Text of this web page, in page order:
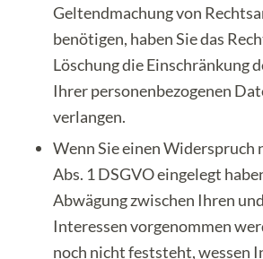
Geltendmachung von
benötigen, haben Sie das
Löschung die Einschränkung
Ihrer personenbezogenen
verlangen.
Wenn Sie einen Widerspruch
Abs. 1 DSGVO eingelegt
Abwägung zwischen Ihren
Interessen vorgenommen
noch nicht feststeht, wessen